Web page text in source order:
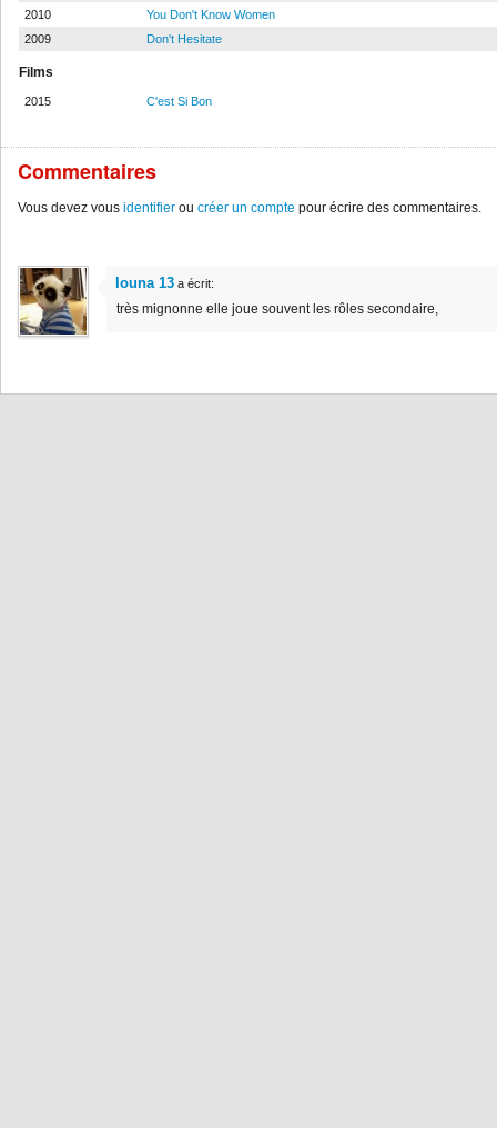
2010
You Don't Know Women
2009
Don't Hesitate
Films
2015 C'est Si Bon
Commentaires
Vous devez vous identifier ou créer un compte pour écrire des commentaires.
louna 13 a écrit:
très mignonne elle joue souvent les rôles secondaire,